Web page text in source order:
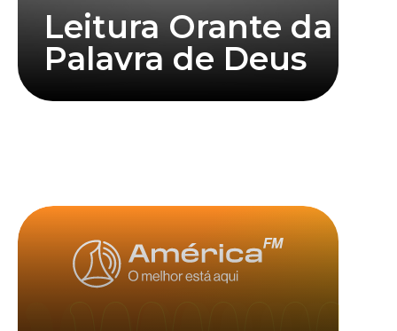
Leitura Orante da
Palavra de Deus
Clique abaixo para assistir mais informações